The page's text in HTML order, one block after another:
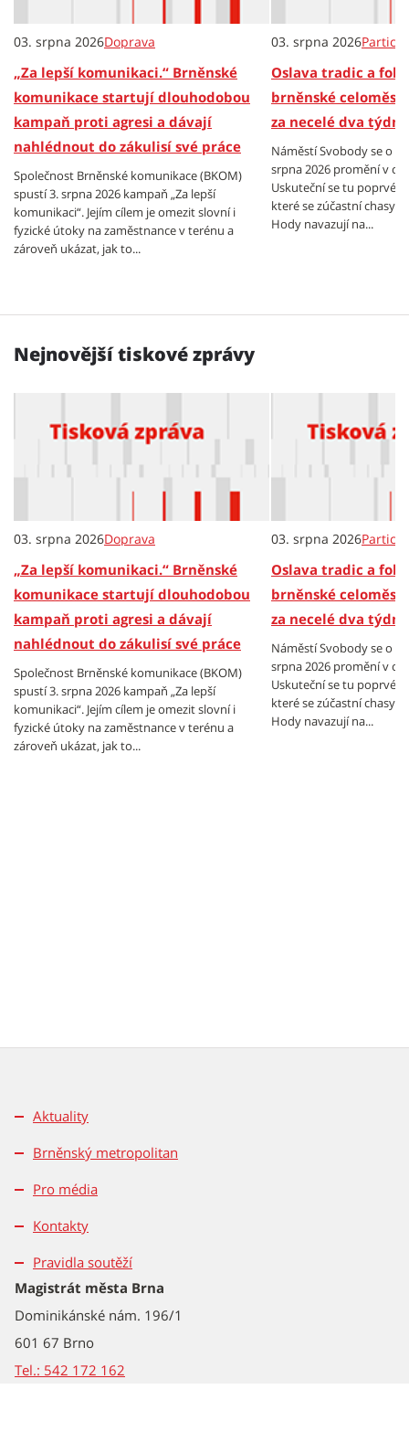
03. srpna 2026Doprava
„Za lepší komunikaci.“ Brněnské
komunikace startují dlouhodobou
kampaň proti agresi a dávají
nahlédnout do zákulisí své práce
Společnost Brněnské komunikace (BKOM)
spustí 3. srpna 2026 kampaň „Za lepší
komunikaci“. Jejím cílem je omezit slovní i
fyzické útoky na zaměstnance v terénu a
zároveň ukázat, jak to...
03. srpna 2026
Oslava tradic a
brněnské
za necelé dva týdny
Náměstí Svobody se o
srpna 2026 promění v
Uskuteční se tu poprvé
které se zúčastní chasy
Hody navazují na...
Nejnovější tiskové zprávy
03. srpna 2026Doprava
„Za lepší komunikaci.“ Brněnské
komunikace startují dlouhodobou
kampaň proti agresi a dávají
nahlédnout do zákulisí své práce
Společnost Brněnské komunikace (BKOM)
spustí 3. srpna 2026 kampaň „Za lepší
komunikaci“. Jejím cílem je omezit slovní i
fyzické útoky na zaměstnance v terénu a
zároveň ukázat, jak to...
03. srpna 2026
Oslava tradic a
brněnské
za necelé dva týdny
Náměstí Svobody se o
srpna 2026 promění v
Uskuteční se tu poprvé
které se zúčastní chasy
Hody navazují na...
Aktuality
Brněnský metropolitan
Pro média
Kontakty
Pravidla soutěží
Magistrát města Brna
Dominikánské nám. 196/1
601 67 Brno
Tel.: 542 172 162